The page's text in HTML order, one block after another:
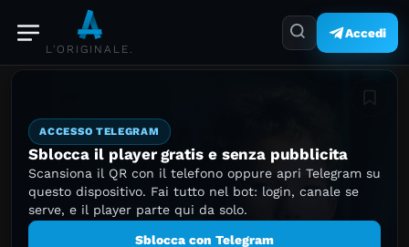
L'ORIGINALE.
Accedi
ACCESSO TELEGRAM
Sblocca il player gratis e senza pubblicita
Scansiona il QR con il telefono oppure apri Telegram su
questo dispositivo. Fai tutto nel bot: login, canale se
serve, e il player parte qui da solo.
Sblocca con Telegram